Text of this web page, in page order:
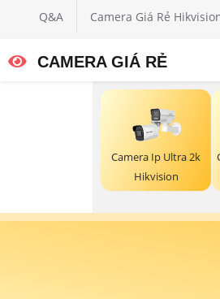
Q&A Camera Giá Rẻ
CAMERA GIÁ RẺ
Camera Ip Ultra 2k
Hikvision